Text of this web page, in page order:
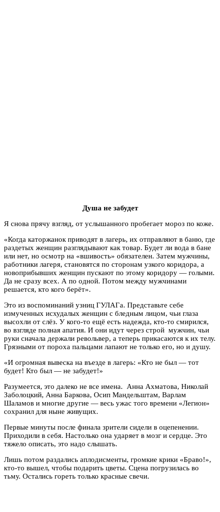
Душа не забудет
Я снова прячу взгляд, от услышанного пробегает мороз по коже.
«Когда каторжанок приводят в лагерь, их отправляют в баню, где
раздетых женщин разглядывают как товар. Будет ли вода в бане
или нет, но осмотр на «вшивость» обязателен. Затем мужчины,
работники лагеря, становятся по сторонам узкого коридора, а
новоприбывших женщин пускают по этому коридору — голыми.
Да не сразу всех. А по одной. Потом между мужчинами
решается, кто кого берёт».
Это из воспоминаний узниц ГУЛАГа. Представьте себе
измученных исхудалых женщин с бледным лицом, чьи глаза
высохли от слёз. У кого-то ещё есть надежда, кто-то смирился,
во взгляде полная апатия. И они идут через строй мужчин, чьи
руки сначала держали револьвер, а теперь прикасаются к их телу.
Грязными от пороха пальцами лапают не только его, но и душу.
«И огромная вывеска на въезде в лагерь: «Кто не был — тот
будет! Кто был — не забудет!»
Разумеется, это далеко не все имена. Анна Ахматова, Николай
Заболоцкий, Анна Баркова, Осип Мандельштам, Варлам
Шаламов и многие другие — весь ужас того времени «Легион»
сохранил для ныне живущих.
Первые минуты после финала зрители сидели в оцепенении.
Приходили в себя. Настолько она ударяет в мозг и сердце. Это
тяжело описать, это надо слышать.
Лишь потом раздались аплодисменты, громкие крики «Браво!»,
кто-то вышел, чтобы подарить цветы. Сцена погрузилась во
тьму. Остались гореть только красные свечи.